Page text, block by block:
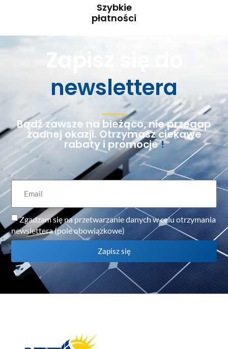
Szybkie
płatności
Zapisz się do
newslettera
Bądź zawsze na bieżąco, nie przegap
żadnej okazji. Otrzymasz ciekawe
rabaty i promocje!
Zgadzam się na przetwarzanie danych w celu otrzymania
newslettera (pole obowiązkowe)
Zapisz się